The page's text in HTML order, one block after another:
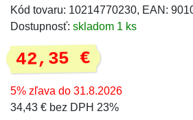
Kód tovaru: 10214770230, EAN:
Dostupnosť: skladom 1 ks
42,35 €
5% zľava do 31.8.2026
34,43 € bez DPH 23%